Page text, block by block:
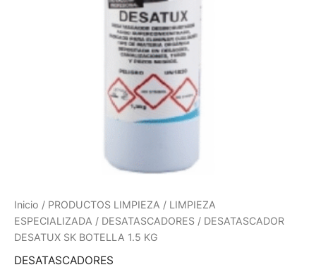
Inicio / PRODUCTOS LIMPIEZA / LIMPIEZA
ESPECIALIZADA / DESATASCADORES / DESATASCADOR
DESATUX SK BOTELLA 1.5 KG
DESATASCADORES